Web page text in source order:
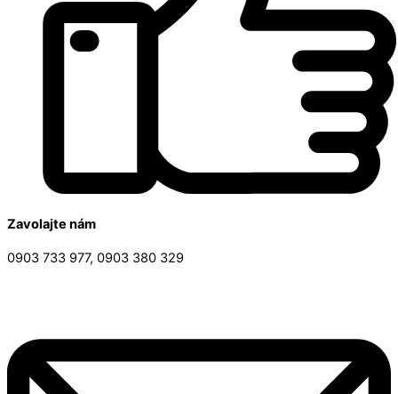
Zavolajte nám
0903 733 977, 0903 380 329